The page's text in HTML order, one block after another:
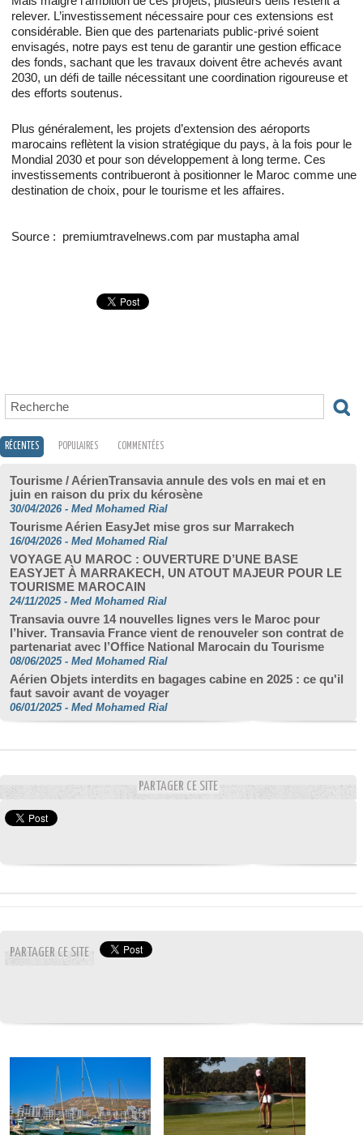
relever. L’investissement nécessaire pour ces extensions est
considérable. Bien que des partenariats public-privé soient
envisagés, notre pays est tenu de garantir une gestion efficace
des fonds, sachant que les travaux doivent être achevés avant
2030, un défi de taille nécessitant une coordination rigoureuse et
des efforts soutenus.
Plus généralement, les projets d’extension des aéroports
marocains reflètent la vision stratégique du pays, à la fois pour le
Mondial 2030 et pour son développement à long terme. Ces
investissements contribueront à positionner le Maroc comme une
destination de choix, pour le tourisme et les affaires.
Source : premiumtravelnews.com par mustapha amal
RÉCENTES POPULAIRES COMMENTÉES
Tourisme / AérienTransavia annule des vols en mai et en
juin en raison du prix du kérosène
30/04/2026 - Med Mohamed Rial
Tourisme Aérien EasyJet mise gros sur Marrakech
16/04/2026 - Med Mohamed Rial
VOYAGE AU MAROC : OUVERTURE D’UNE BASE
EASYJET À MARRAKECH, UN ATOUT MAJEUR POUR LE
TOURISME MAROCAIN
24/11/2025 - Med Mohamed Rial
Transavia ouvre 14 nouvelles lignes vers le Maroc pour
l’hiver. Transavia France vient de renouveler son contrat de
partenariat avec l’Office National Marocain du Tourisme
08/06/2025 - Med Mohamed Rial
Aérien Objets interdits en bagages cabine en 2025 : ce qu'il
faut savoir avant de voyager
06/01/2025 - Med Mohamed Rial
PARTAGER CE SITE
PARTAGER CE SITE